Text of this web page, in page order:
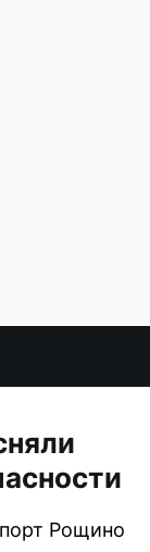
Рощино